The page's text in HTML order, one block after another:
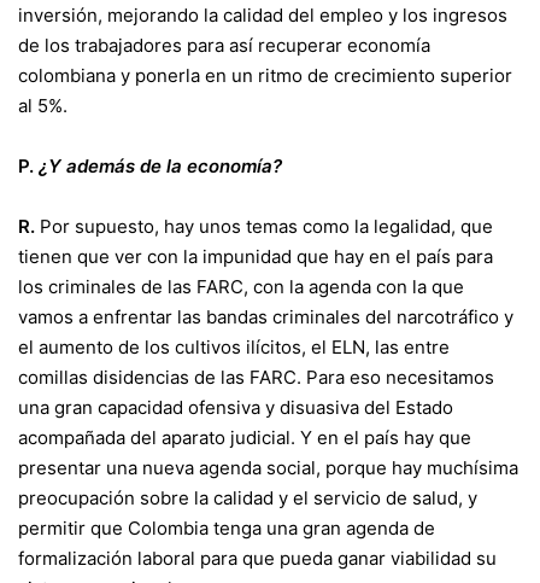
inversión, mejorando la calidad del empleo y los ingresos
de los trabajadores para así recuperar economía
colombiana y ponerla en un ritmo de crecimiento superior
al 5%.
P. ¿Y además de la economía?
R. Por supuesto, hay unos temas como la legalidad, que
tienen que ver con la impunidad que hay en el país para
los criminales de las FARC, con la agenda con la que
vamos a enfrentar las bandas criminales del narcotráfico y
el aumento de los cultivos ilícitos, el ELN, las entre
comillas disidencias de las FARC. Para eso necesitamos
una gran capacidad ofensiva y disuasiva del Estado
acompañada del aparato judicial. Y en el país hay que
presentar una nueva agenda social, porque hay muchísima
preocupación sobre la calidad y el servicio de salud, y
permitir que Colombia tenga una gran agenda de
formalización laboral para que pueda ganar viabilidad su